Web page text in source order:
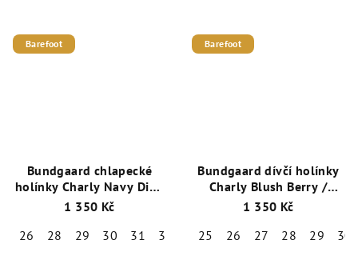
Barefoot
Bundgaard chlapecké
holínky Charly Navy Dino
/ BG401048-9411
1 350 Kč
26
28 29 30 31 32 33 34 35
Barefoot
Bundgaard dívčí holínky
Charly Blush Berry /
BG401048-9413
1 350 Kč
25
26 27 28 29 30